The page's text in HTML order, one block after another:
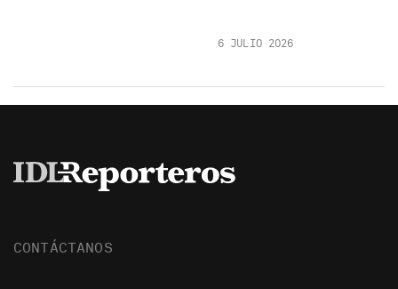
6 JULIO 2026
CONTÁCTANOS